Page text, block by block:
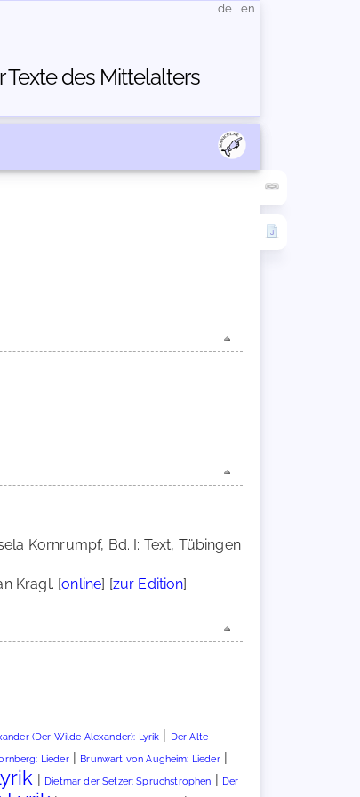
des Mittelalters
de en
Kornrumpf, Bd. I: Text, Tübingen
Kragl. [online] [zur Edition]
(Der Wilde Alexander): Lyrik | Der Alte
Lieder| Brunwart von Augheim: Lieder|
| Dietmar der Setzer: Spruchstrophen | Der